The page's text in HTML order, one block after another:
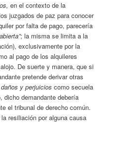
en el contexto de la
juzgados de paz para conocer
por falta de pago, parecería
; la misma se limita a la
exclusivamente por la
al pago de los alquileres
De suerte y manera, que si
pretende derivar otras
daños y perjuicios como secuela
dicho demandante debería
el tribunal de derecho común.
resiliación por alguna causa